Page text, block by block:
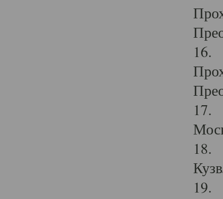
16.
17.
18.
19.